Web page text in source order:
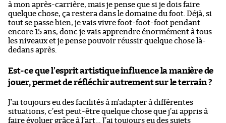
à mon après-carrière, mais je pense que si je dois faire
quelque chose, ça restera dans le domaine du foot. Déjà, si
tout se passe bien, je vais vivre foot-foot-foot pendant
encore 15 ans, donc je vais apprendre énormément à tous
les niveaux et je pense pouvoir réussir quelque chose là-
dedans après.
Est-ce que l’esprit artistique influence la manière de
jouer, permet de réfléchir autrement sur le terrain ?
J’ai toujours eu des facilités à m’adapter à différentes
situations, c’est peut-être quelque chose que j’ai appris à
faire évoluer grâce à l’art… J’ai toujours eu des sujets